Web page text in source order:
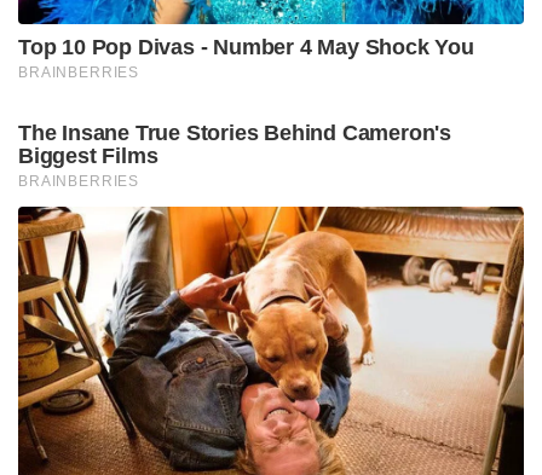
Top 10 Pop Divas - Number 4 May Shock You
BRAINBERRIES
The Insane True Stories Behind Cameron's
Biggest Films
BRAINBERRIES